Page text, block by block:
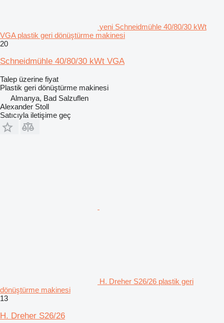
yeni Schneidmühle 40/80/30 kWt
VGA plastik geri dönüştürme makinesi
20
Schneidmühle 40/80/30 kWt VGA
Talep üzerine fiyat
Plastik geri dönüştürme makinesi
Almanya, Bad Salzuflen
Alexander Stoll
Satıcıyla iletişime geç
H. Dreher S26/26 plastik geri
dönüştürme makinesi
13
H. Dreher S26/26